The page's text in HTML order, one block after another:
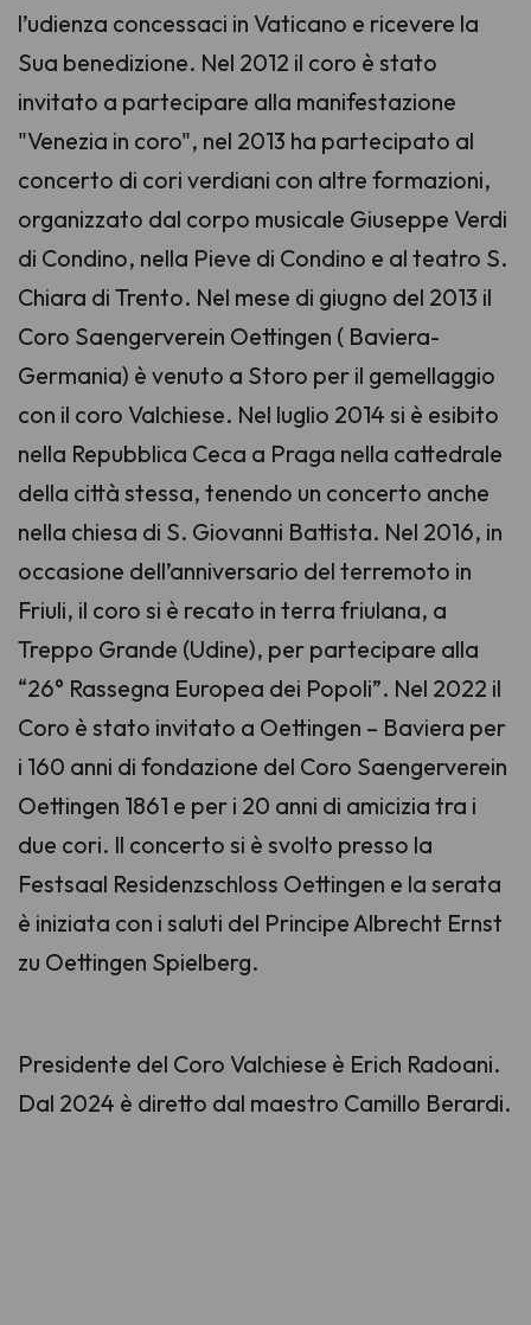
l’udienza concessaci in Vaticano e ricevere la
Sua benedizione. Nel 2012 il coro è stato
invitato a partecipare alla manifestazione
"Venezia in coro", nel 2013 ha partecipato al
concerto di cori verdiani con altre formazioni,
organizzato dal corpo musicale Giuseppe Verdi
di Condino, nella Pieve di Condino e al teatro S.
Chiara di Trento. Nel mese di giugno del 2013 il
Coro Saengerverein Oettingen ( Baviera-
Germania) è venuto a Storo per il gemellaggio
con il coro Valchiese. Nel luglio 2014 si è esibito
nella Repubblica Ceca a Praga nella cattedrale
della città stessa, tenendo un concerto anche
nella chiesa di S. Giovanni Battista. Nel 2016, in
occasione dell’anniversario del terremoto in
Friuli, il coro si è recato in terra friulana, a
Treppo Grande (Udine), per partecipare alla
“26° Rassegna Europea dei Popoli”. Nel 2022 il
Coro è stato invitato a Oettingen – Baviera per
i 160 anni di fondazione del Coro Saengerverein
Oettingen 1861 e per i 20 anni di amicizia tra i
due cori. Il concerto si è svolto presso la
Festsaal Residenzschloss Oettingen e la serata
è iniziata con i saluti del Principe Albrecht Ernst
zu Oettingen Spielberg.
Presidente del Coro Valchiese è Erich Radoani.
Dal 2024 è diretto dal maestro Camillo Berardi.